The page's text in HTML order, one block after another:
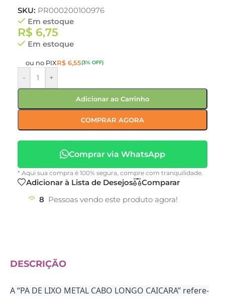
SKU: PR000200100976
Em estoque
R$ 6,75
Em estoque
ou no PIXR$ 6,55(3% OFF)
- +
Adicionar ao Carrinho
COMPRAR AGORA
Comprar via WhatsApp
* Aqui sua compra é 100% segura, compre com tranquilidade.
Adicionar à Lista de Desejos
Comparar
8 Pessoas vendo este produto agora!
DESCRIÇÃO
A “PA DE LIXO METAL CABO LONGO CAICARA” refere-